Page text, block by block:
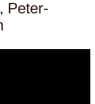
, Peter-